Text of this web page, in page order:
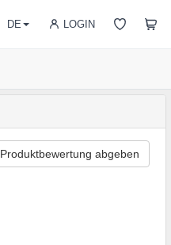
LOGIN
DE
Produktbewertung abgeben